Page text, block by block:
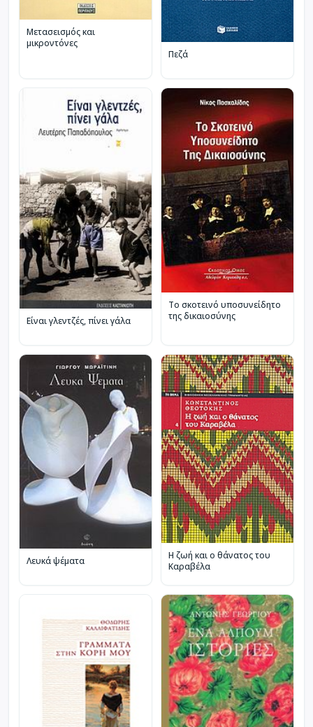
Μετασεισμός και
μικροντόνες
Πεζά
Είναι γλεντζές, πίνει γάλα
Το σκοτεινό υποσυνείδητο
της δικαιοσύνης
Λευκά ψέματα
Η ζωή και ο θάνατος του
Καραβέλα